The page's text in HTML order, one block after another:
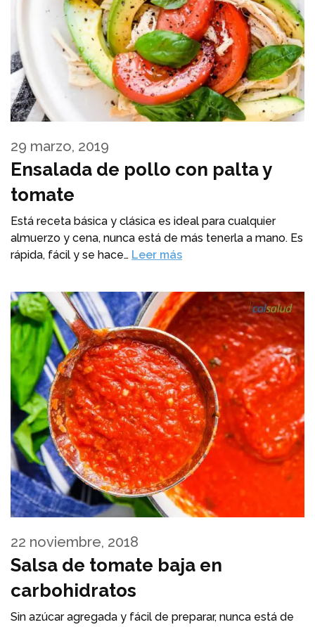
Ensalada de pollo con palta y
tomate
29 marzo, 2019
Está receta básica y clásica es ideal para cualquier
almuerzo y cena, nunca está de más tenerla a mano. Es
rápida, fácil y se hace… Leer más
Salsa de tomate baja en
carbohidratos
22 noviembre, 2018
Sin azúcar agregada y fácil de preparar, nunca está de